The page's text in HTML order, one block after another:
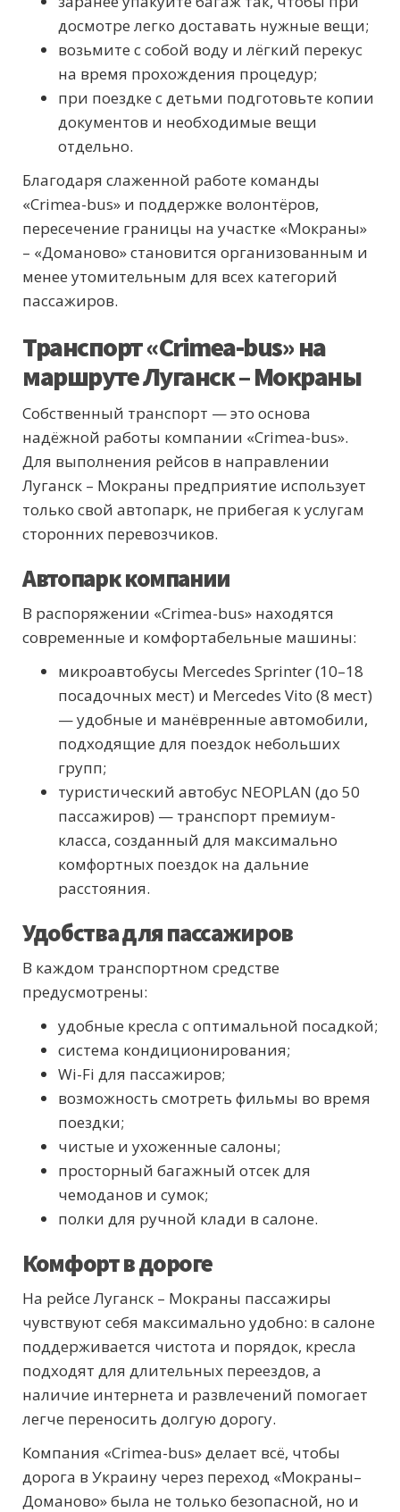
досмотре легко доставать нужные вещи;
возьмите с собой воду и лёгкий перекус
на время прохождения процедур;
при поездке с детьми подготовьте копии
документов и необходимые вещи
отдельно.
Благодаря слаженной работе команды
«Crimea-bus» и поддержке волонтёров,
пересечение границы на участке «Мокраны»
– «Доманово» становится организованным и
менее утомительным для всех категорий
пассажиров.
Транспорт «Crimea-bus» на
маршруте Луганск – Мокраны
Собственный транспорт — это основа
надёжной работы компании «Crimea-bus».
Для выполнения рейсов в направлении
Луганск – Мокраны предприятие использует
только свой автопарк, не прибегая к услугам
сторонних перевозчиков.
Автопарк компании
В распоряжении «Crimea-bus» находятся
современные и комфортабельные машины:
микроавтобусы Mercedes Sprinter (10–18
посадочных мест) и Mercedes Vito (8 мест)
— удобные и манёвренные автомобили,
подходящие для поездок небольших
групп;
туристический автобус NEOPLAN (до 50
пассажиров) — транспорт премиум-
класса, созданный для максимально
комфортных поездок на дальние
расстояния.
Удобства для пассажиров
В каждом транспортном средстве
предусмотрены:
удобные кресла с оптимальной посадкой;
система кондиционирования;
Wi-Fi для пассажиров;
возможность смотреть фильмы во время
поездки;
чистые и ухоженные салоны;
просторный багажный отсек для
чемоданов и сумок;
полки для ручной клади в салоне.
Комфорт в дороге
На рейсе Луганск – Мокраны пассажиры
чувствуют себя максимально удобно: в салоне
поддерживается чистота и порядок, кресла
подходят для длительных переездов, а
наличие интернета и развлечений помогает
легче переносить долгую дорогу.
Компания «Crimea-bus» делает всё, чтобы
дорога в Украину через переход «Мокраны–
Доманово» была не только безопасной, но и